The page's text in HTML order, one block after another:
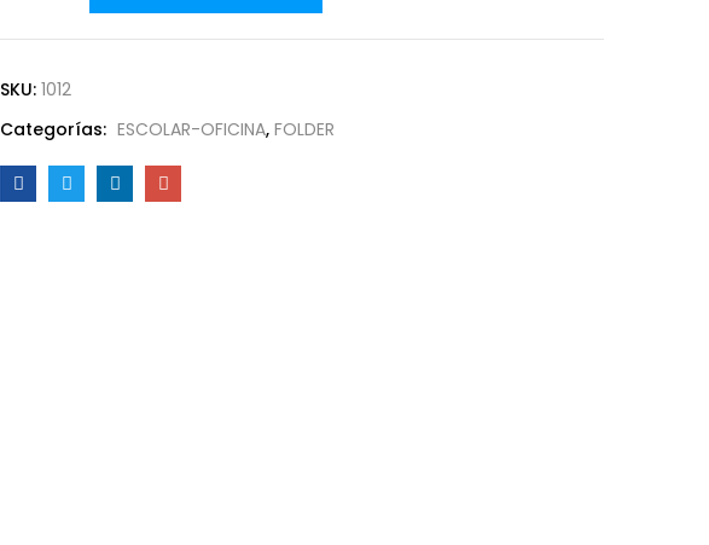
SKU: 1012
Categorías: ESCOLAR-OFICINA, FOLDER